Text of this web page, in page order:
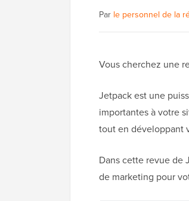
Par le personnel de la
Vous cherchez une
Jetpack est une
importantes à votre
tout en développant
Dans cette revue de
de marketing pour